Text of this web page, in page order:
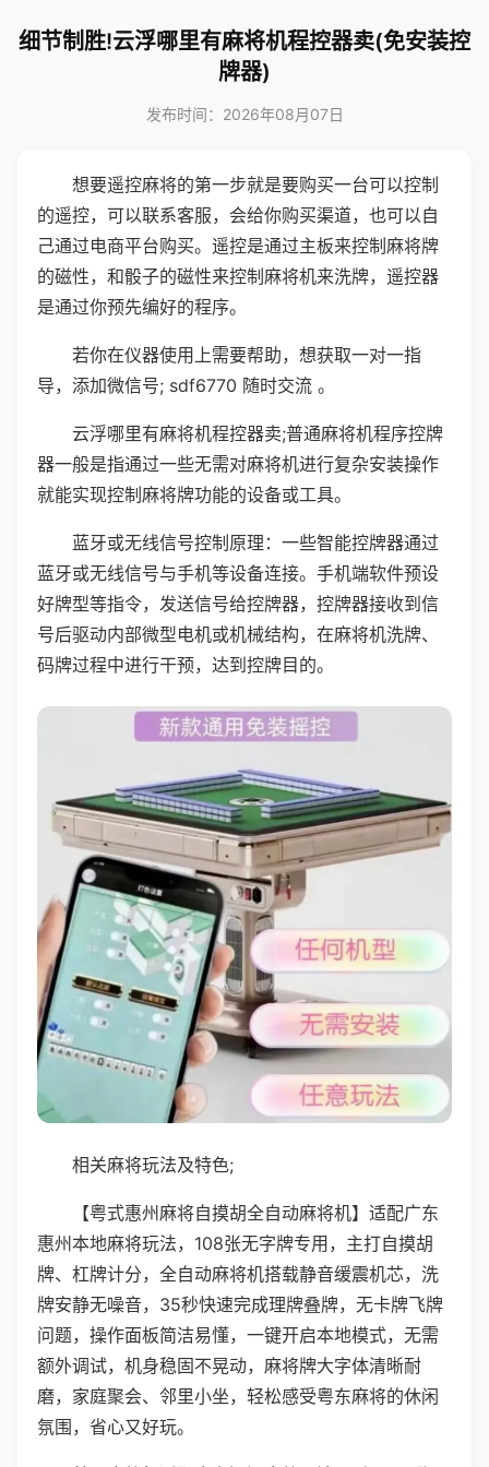
细节制胜!云浮哪里有麻将机程控器卖(免安装控
牌器)
发布时间：2026年08月07日
想要遥控麻将的第一步就是要购买一台可以控制
的遥控，可以联系客服，会给你购买渠道，也可以自
己通过电商平台购买。遥控是通过主板来控制麻将牌
的磁性，和骰子的磁性来控制麻将机来洗牌，遥控器
是通过你预先编好的程序。
若你在仪器使用上需要帮助，想获取一对一指
导，添加微信号; sdf6770 随时交流 。
云浮哪里有麻将机程控器卖;普通麻将机程序控牌
器一般是指通过一些无需对麻将机进行复杂安装操作
就能实现控制麻将牌功能的设备或工具。
蓝牙或无线信号控制原理：一些智能控牌器通过
蓝牙或无线信号与手机等设备连接。手机端软件预设
好牌型等指令，发送信号给控牌器，控牌器接收到信
号后驱动内部微型电机或机械结构，在麻将机洗牌、
码牌过程中进行干预，达到控牌目的。
相关麻将玩法及特色;
【粤式惠州麻将自摸胡全自动麻将机】适配广东
惠州本地麻将玩法，108张无字牌专用，主打自摸胡
牌、杠牌计分，全自动麻将机搭载静音缓震机芯，洗
牌安静无噪音，35秒快速完成理牌叠牌，无卡牌飞牌
问题，操作面板简洁易懂，一键开启本地模式，无需
额外调试，机身稳固不晃动，麻将牌大字体清晰耐
磨，家庭聚会、邻里小坐，轻松感受粤东麻将的休闲
氛围，省心又好玩。